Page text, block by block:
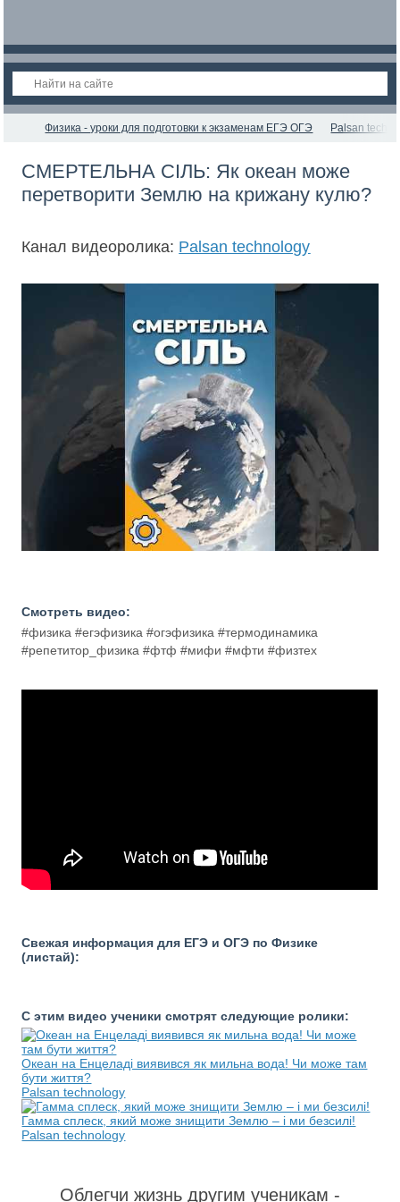
Физика - уроки для подготовки к экзаменам ЕГЭ ОГЭ Palsan
СМЕРТЕЛЬНА СІЛЬ: Як океан може
перетворити Землю на крижану кулю?
Канал видеоролика: Palsan technology
Смотреть видео:
#физика #егэфизика #огэфизика #термодинамика
#репетитор_физика #фтф #мифи #мфти #физтех
Свежая информация для ЕГЭ и ОГЭ по Физике
(листай):
С этим видео ученики смотрят следующие ролики:
Океан на Енцеладі виявився як мильна вода! Чи може там
бути життя?
Palsan technology
Гамма сплеск, який може знищити Землю – і ми безсилі!
Palsan technology
Облегчи жизнь другим ученикам -